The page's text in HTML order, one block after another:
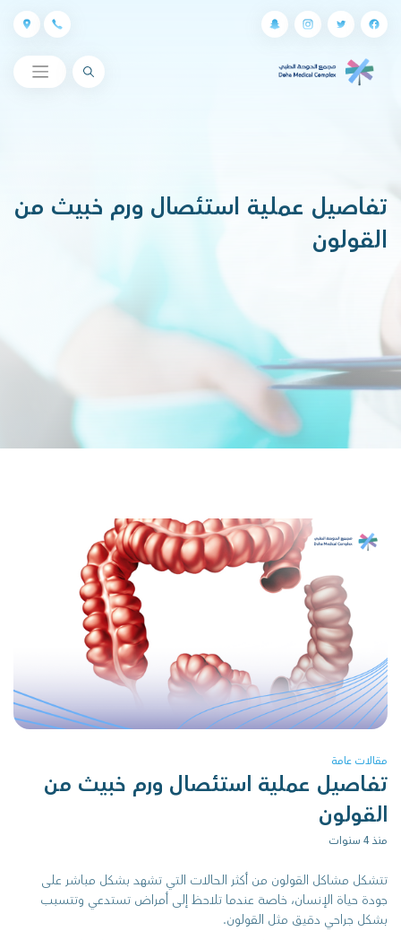
البحث
تفاصيل عملية استئصال ورم خبيث من
القولون
مقالات عامة
تفاصيل عملية استئصال ورم خبيث من
القولون
منذ 4 سنوات
تتشكل مشاكل القولون من أكثر الحالات التي تشهد بشكل مباشر على
جودة حياة الإنسان، خاصة عندما تلاحظ إلى أمراض تستدعي وتتسبب
بشكل جراحي دقيق مثل القولون.